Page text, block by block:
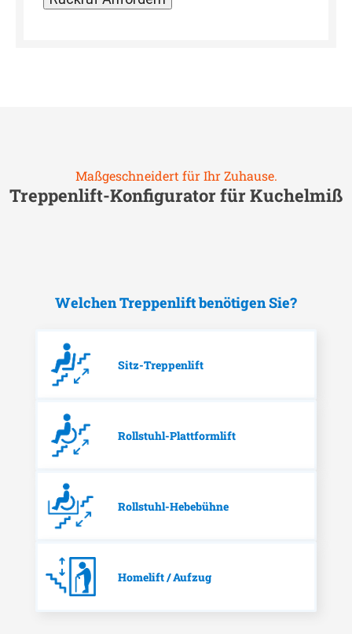
Maßgeschneidert für Ihr Zuhause.
Treppenlift-Konfigurator fürKuchelmiß
Welchen Treppenlift benötigen Sie?
Sitz-Treppenlift
Rollstuhl-Plattformlift
Rollstuhl-Hebebühne
Homelift / Aufzug